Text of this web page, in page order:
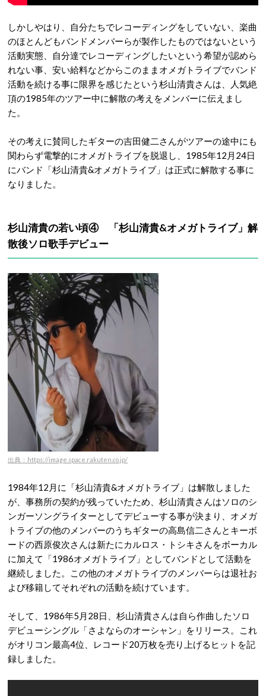
しかしやはり、自分たちでレコーディングをしていない、楽曲
のほとんどもバンドメンバーらが製作したものではないという
活動実態、自分達でレコーディングしたいという希望が認めら
れない事、安い給料などからこのままオメガトライブでバンド
活動を続ける事に限界を感じたという杉山清貴さんは、人気絶
頂の1985年のツアー中に解散の考えをメンバーに伝えまし
た。
その考えに賛同したギターの吉田健二さんがツアーの途中にも
関わらず電撃的にオメガトライブを脱退し、1985年12月24日
にバンド「杉山清貴&オメガトライブ」は正式に解散する事に
なりました。
杉山清貴の若い頃④ 「杉山清貴&オメガトライブ」解
散後ソロ歌手デビュー
出典：https://image.space.rakuten.co.jp/
1984年12月に「杉山清貴&オメガトライブ」は解散しました
が、事務所の契約が残っていたため、杉山清貴さんはソロのシ
ンガーソングライターとしてデビューする事が決まり、オメガ
トライブの他のメンバーのうちギターの高島信二さんとキーボ
ードの西原俊次さんは新たにカルロス・トシキさんをボーカル
に加えて「1986オメガトライブ」としてバンドとして活動を
継続しました。この他のオメガトライブのメンバーらは退社お
よび移籍してそれぞれの活動を続けています。
そして、1986年5月28日、杉山清貴さんは自ら作曲したソロ
デビューシングル「さよならのオーシャン」をリリース。これ
がオリコン最高4位、レコード20万枚を売り上げるヒットを記
録しました。